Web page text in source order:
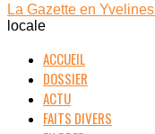
La Gazette en Yvelines
locale
ACCUEIL
DOSSIER
ACTU
FAITS DIVERS